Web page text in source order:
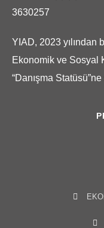
3630257
YIAD, 2023 yılından
Ekonomik ve Sosyal
“Danışma